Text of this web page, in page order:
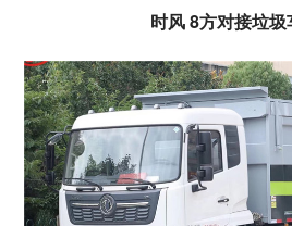
时风 8方对接垃圾